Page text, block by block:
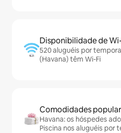
Disponibilidade de
520 aluguéis por
(Havana) têm Wi-Fi
Comodidades
Havana: os hóspedes
Piscina nos aluguéis por